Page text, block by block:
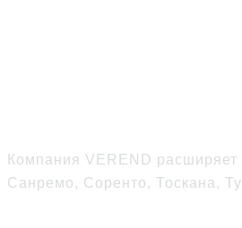
Компания VEREND
Санремо, Соренто, Тоскана,